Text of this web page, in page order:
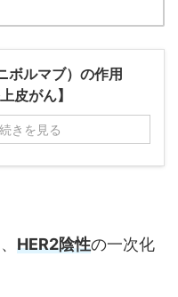
ボルマブ）の作用
皮がん】
続きを見る
HER2陰性の一次化